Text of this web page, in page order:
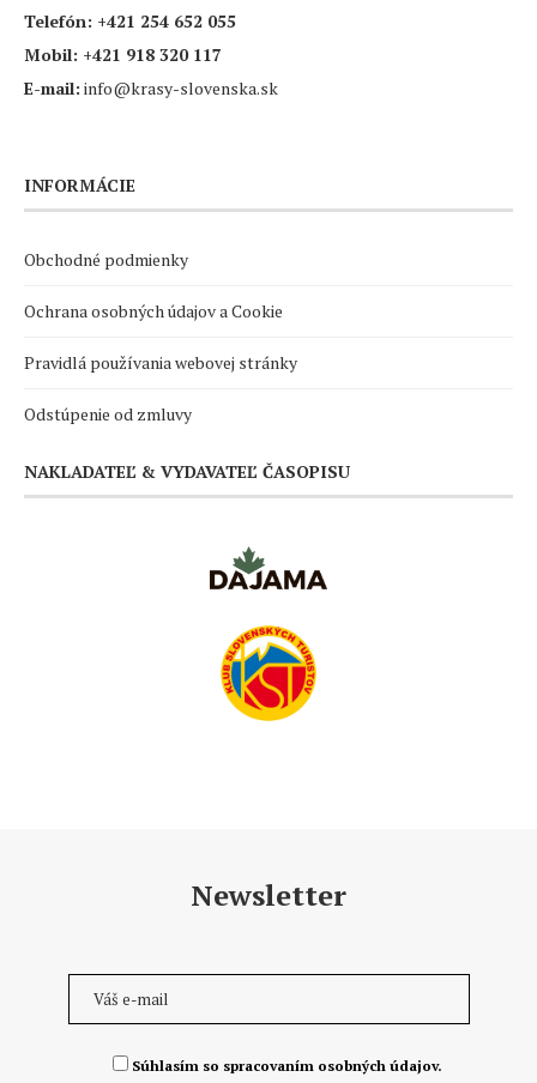
Telefón: +421 254 652 055
Mobil: +421 918 320 117
E-mail: info@krasy-slovenska.sk
INFORMÁCIE
Obchodné podmienky
Ochrana osobných údajov a Cookie
Pravidlá používania webovej stránky
Odstúpenie od zmluvy
NAKLADATEĽ & VYDAVATEĽ ČASOPISU
Newsletter
Súhlasím so spracovaním osobných údajov.